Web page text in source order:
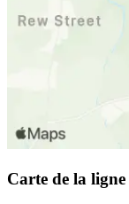
Carte de la